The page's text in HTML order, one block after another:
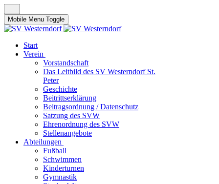
Mobile Menu Toggle
Start
Verein
Vorstandschaft
Das Leitbild des SV Westerndorf St.
Peter
Geschichte
Beitrittserklärung
Beitragsordnung / Datenschutz
Satzung des SVW
Ehrenordnung des SVW
Stellenangebote
Abteilungen
Fußball
Schwimmen
Kinderturnen
Gymnastik